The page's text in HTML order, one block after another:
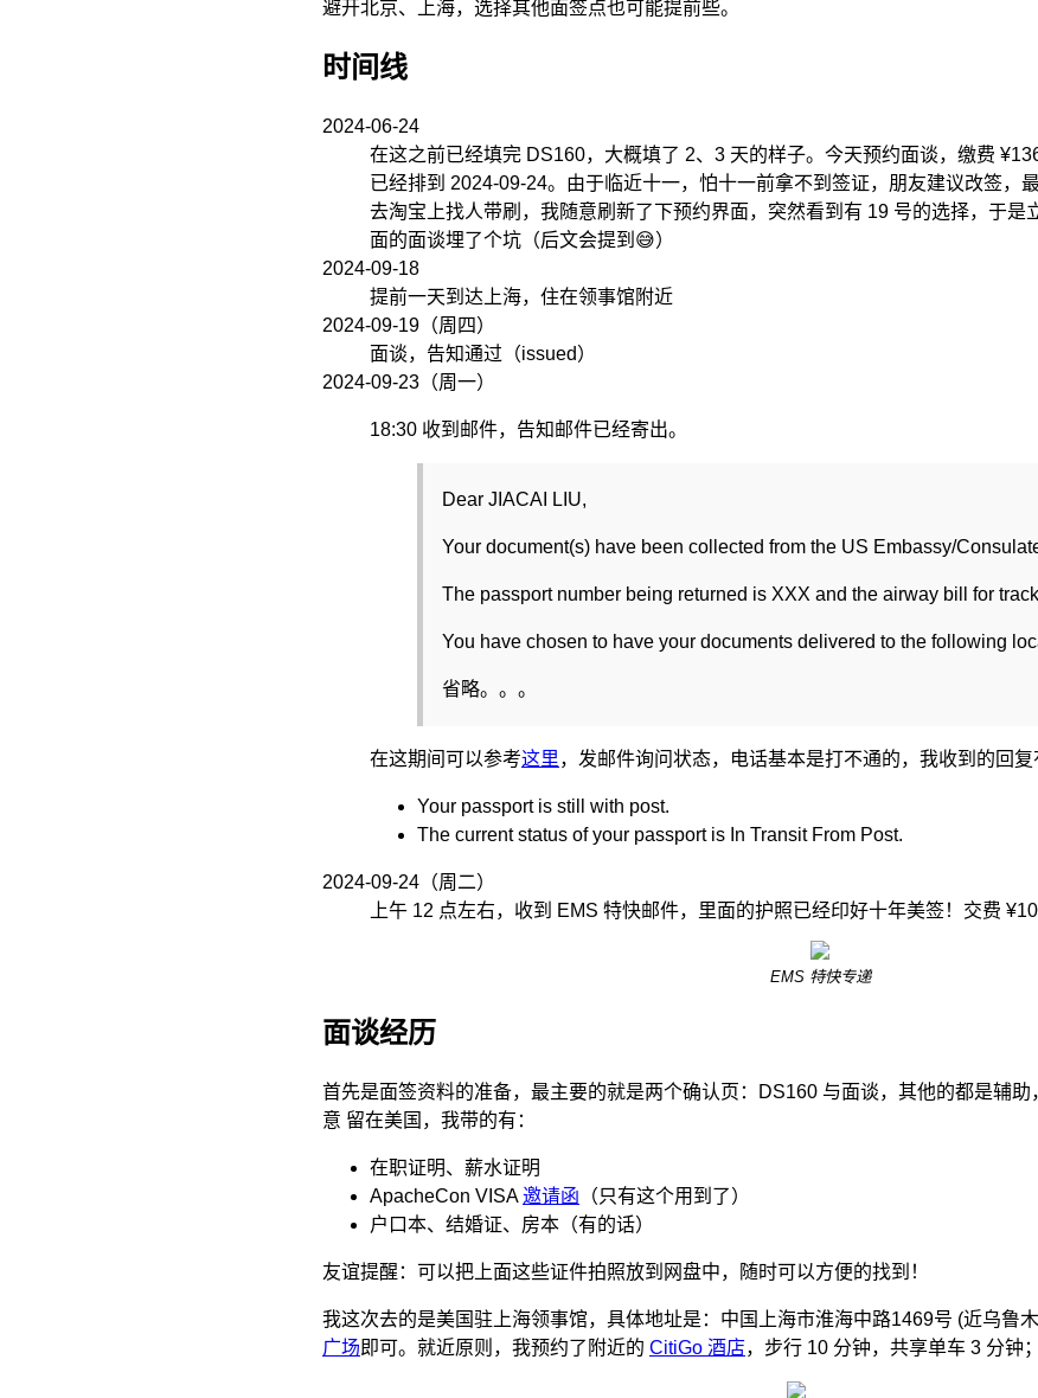
避开北京、上海，选择其他面签点也可能提前些。
时间线
2024-06-24
在这之前已经填完 DS160，大概填了 2、3 天的样子。今天预约面谈，缴费
已经排到 2024-09-24。由于临近十一，怕十一前拿不到签证，朋友建议改签，
去淘宝上找人带刷，我随意刷新了下预约界面，突然看到有 19 号的选择，于是
面的面谈埋了个坑（后文会提到😅）
2024-09-18
提前一天到达上海，住在领事馆附近
2024-09-19（周四）
面谈，告知通过（issued）
2024-09-23（周一）
18:30 收到邮件，告知邮件已经寄出。
Dear JIACAI LIU,
Your document(s) have been collected from the US Embassy/
The passport number being returned is XXX and the airway bill for
You have chosen to have your documents delivered to the following
省略。。。
在这期间可以参考这里，发邮件询问状态，电话基本是打不通的，我收到的回复
Your passport is still with post.
The current status of your passport is In Transit From Post.
2024-09-24（周二）
上午 12 点左右，收到 EMS 特快邮件，里面的护照已经印好十年美签！交费
EMS 特快专递
面谈经历
首先是面签资料的准备，最主要的就是两个确认页：DS160 与面谈，其他的都是辅
意 留在美国，我带的有：
在职证明、薪水证明
ApacheCon VISA邀请函 （只有这个用到了）
户口本、结婚证、房本（有的话）
友谊提醒：可以把上面这些证件拍照放到网盘中，随时可以方便的找到！
我这次去的是美国驻上海领事馆，具体地址是：中国上海市淮海中路1469号 (近乌鲁
广场 即可。就近原则，我预约了附近的 CitiGo 酒店，步行 10 分钟，共享单车 3 分钟；